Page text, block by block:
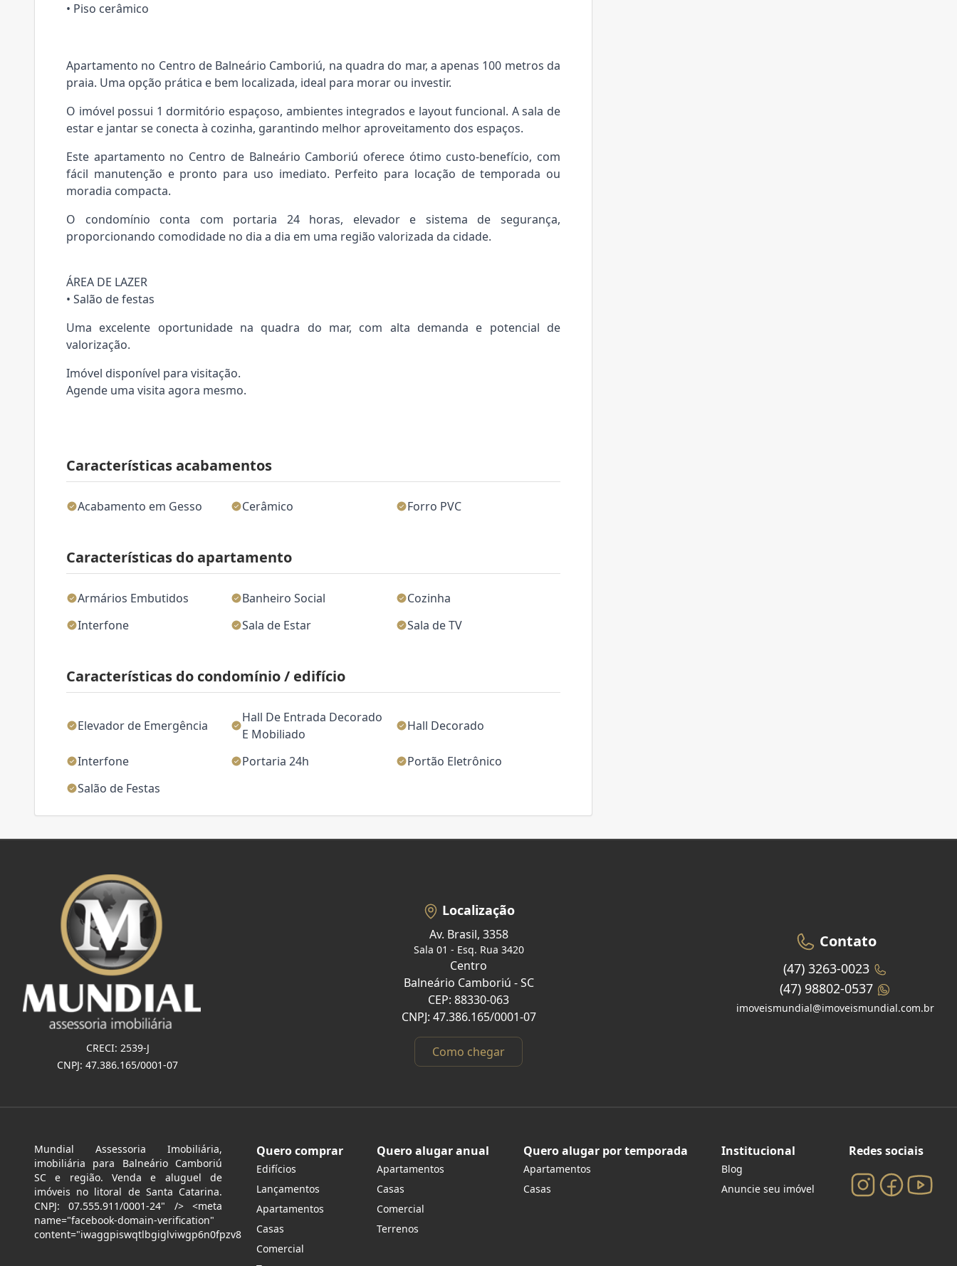
Características acabamentos
Acabamento em Gesso Cerâmico Forro PVC
Características do apartamento
Armários Embutidos Banheiro Social
Cozinha
Interfone
Sala de Estar Sala de TV
Características do condomínio / edifício
Elevador de Emergência
Hall De Entrada Decorado
E Mobiliado
Hall Decorado
Interfone Portaria 24h
Portão Eletrônico
Salão de Festas
• Piso cerâmico
Apartamento no Centro de Balneário Camboriú, na quadra do mar, a apenas 100 metros da
praia. Uma opção prática e bem localizada, ideal para morar ou investir.
O imóvel possui 1 dormitório espaçoso, ambientes integrados e layout funcional. A sala de
estar e jantar se conecta à cozinha, garantindo melhor aproveitamento dos espaços.
Este apartamento no Centro de Balneário Camboriú oferece ótimo custo-benefício, com
fácil manutenção e pronto para uso imediato. Perfeito para locação de temporada ou
moradia compacta.
O condomínio conta com portaria 24 horas, elevador e sistema de segurança,
proporcionando comodidade no dia a dia em uma região valorizada da cidade.
ÁREA DE LAZER
• Salão de festas
Uma excelente oportunidade na quadra do mar, com alta demanda e potencial de
valorização.
Imóvel disponível para visitação.
Agende uma visita agora mesmo.
CRECI: 2539-J
CNPJ: 47.386.165/0001-07
Localização
Av. Brasil, 3358
Sala 01 - Esq. Rua 3420
Centro
Balneário Camboriú - SC
CEP: 88330-063
CNPJ: 47.386.165/0001-07
Como chegar
Contato
(47) 3263-0023
(47) 98802-0537
imoveismundial@imoveismundial.com.br
Mundial Assessoria Imobiliária,
imobiliária para Balneário Camboriú
SC e região. Venda e aluguel de
imóveis no litoral de Santa Catarina.
CNPJ: 07.555.911/0001-24" /> <meta
name="facebook-domain-verification"
content="iwaggpiswqtlbgiglviwgp6n0fpzv8
Quero comprar
Edifícios
Lançamentos
Apartamentos
Casas
Comercial
Quero alugar anual
Apartamentos
Casas
Comercial
Terrenos
Quero alugar por temporada
Apartamentos
Casas
Institucional
Blog
Anuncie seu imóvel
Redes sociais